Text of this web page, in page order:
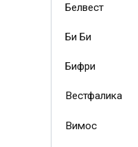
Белвест
Би Би
Бифри
Вестфалика
Вимос